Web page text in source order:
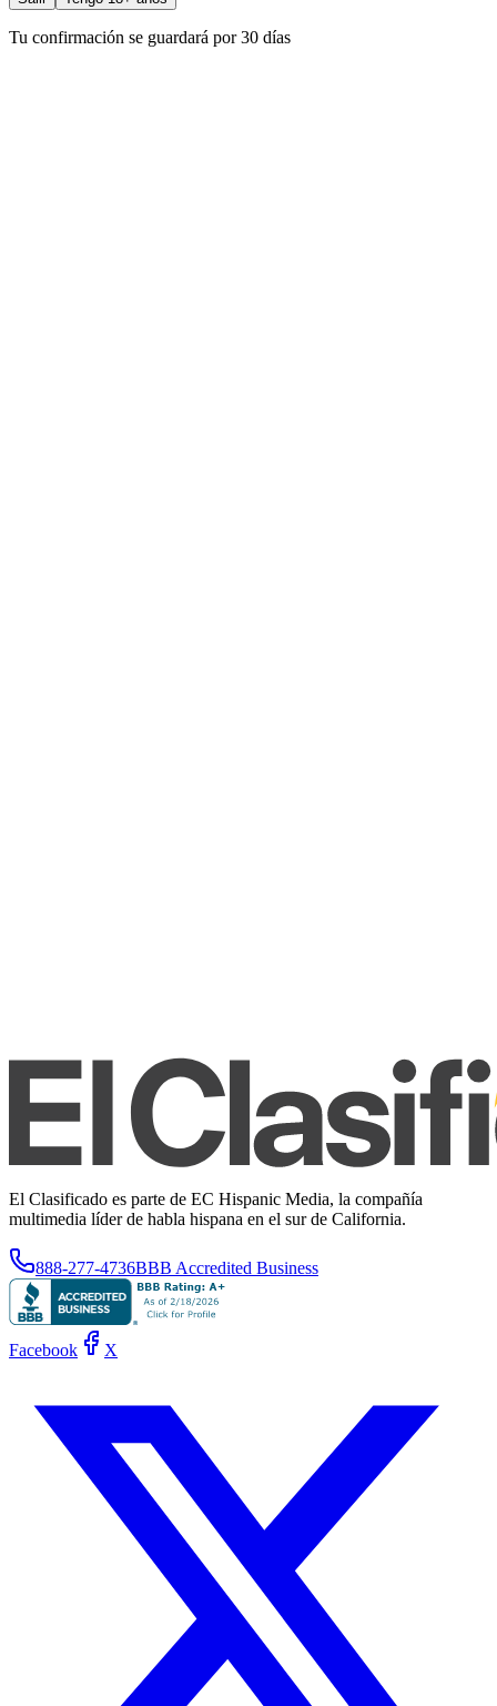
Tu confirmación se guardará por 30 días
El Clasificado es parte de EC Hispanic Media, la compañía
multimedia líder de habla hispana en el sur de California.
888-277-4736BBB Accredited Business
Facebook X